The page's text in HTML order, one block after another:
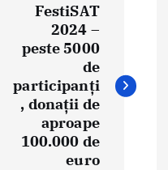
FestiSAT
2024 –
peste 5000
de
participanți
, donații de
aproape
100.000 de
euro